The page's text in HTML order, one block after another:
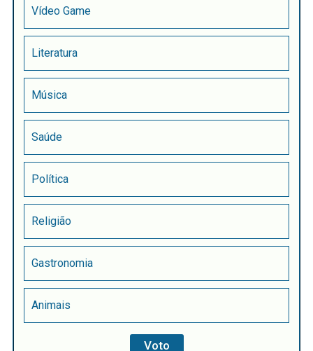
Vídeo Game
Literatura
Música
Saúde
Política
Religião
Gastronomia
Animais